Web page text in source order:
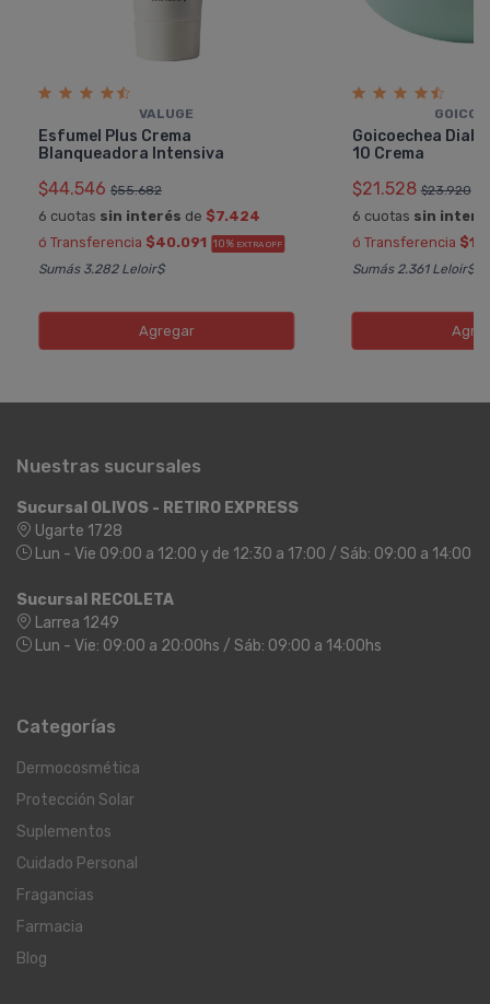
VALUGE
Esfumel Plus Crema
Blanqueadora Intensiva
$44.546 $55.682
6 cuotas sin interés de $7.424
ó Transferencia $40.091 10% EXTRA OFF
Sumás 3.282 Leloir$
Agregar
Goicoechea
10 Crema
$21.528 $23.920
6 cuotas sin
ó Transferencia
Sumás 2.361 Leloir$
Nuestras sucursales
Sucursal OLIVOS - RETIRO EXPRESS
Ugarte 1728
Lun - Vie 09:00 a 12:00 y de 12:30 a 17:00 / Sáb: 09:00 a 14:00
Sucursal RECOLETA
Larrea 1249
Lun - Vie: 09:00 a 20:00hs / Sáb: 09:00 a 14:00hs
Categorías
Dermocosmética
Protección Solar
Suplementos
Cuidado Personal
Fragancias
Farmacia
Blog